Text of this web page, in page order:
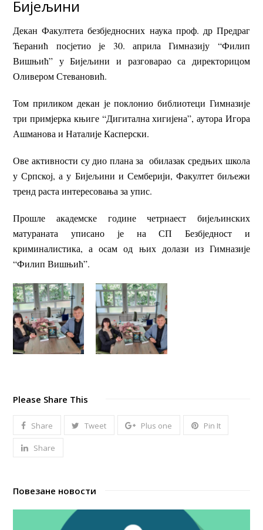
Бијељини
Декан Факултета безбједносних наука проф. др Предраг
Ћеранић посјетио је 30. априла Гимназију “Филип
Вишњић” у Бијељини и разговарао са директорицом
Оливером Стевановић.
Том приликом декан је поклонио библиотеци Гимназије
три примјерка књиге “Дигитална хигијена”, аутора Игора
Ашманова и Наталије Касперски.
Ове активности су дио плана за обилазак средњих школа
у Српској, а у Бијељини и Семберији, Факултет биљежи
тренд раста интересовања за упис.
Прошле академске године четрнаест бијељинских
матураната уписано је на СП Безбједност и
криминалистика, а осам од њих долази из Гимназије
“Филип Вишњић”.
Please Share This
Share Tweet Plus one Pin It
Share
Повезане новости